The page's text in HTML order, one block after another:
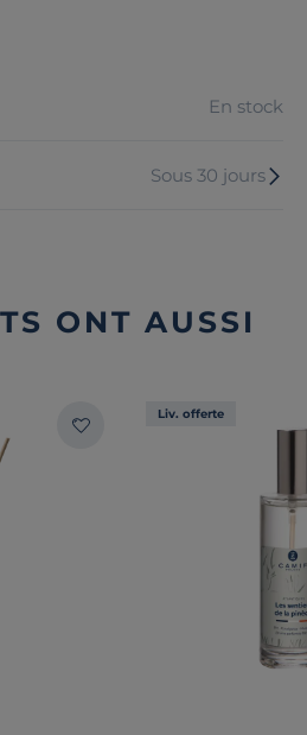
En stock
Sous 30 jours
ONT AUSSI
Liv. offerte